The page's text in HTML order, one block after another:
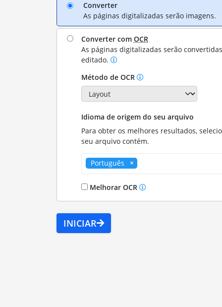
Converter
As páginas digitalizadas serão imagens.
Converter com OCR
As páginas digitalizadas serão
editado.
Método de OCR
Idioma de origem do seu arquivo
Para obter os melhores resultados,
seu arquivo contém.
Português
Melhorar OCR
INICIAR